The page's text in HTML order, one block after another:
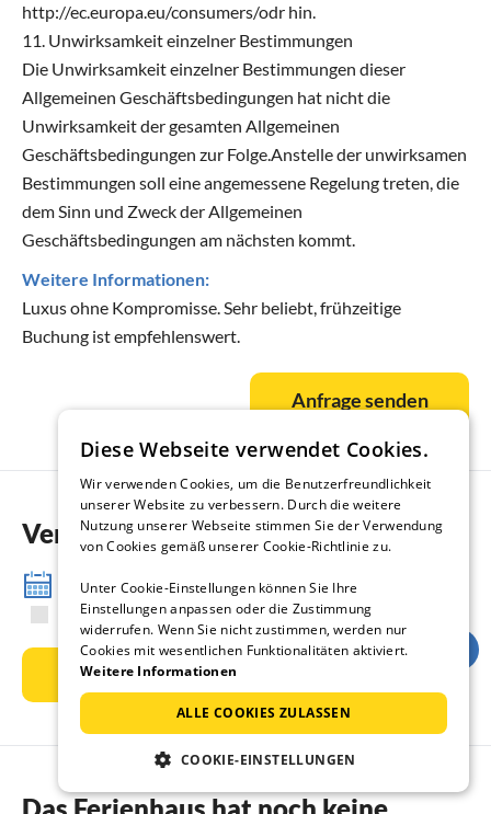
Weitere Informationen:
Luxus ohne Kompromisse. Sehr beliebt, frühzeitige
Buchung ist empfehlenswert.
Anfrage senden
Verfügbarkeit
12 Monate anzeigen
frei
belegt An bzw. Abreisetag
Anfrage senden
Das Ferienhaus hat noch keine
Diese Webseite verwendet Cookies.
Wir verwenden Cookies, um die Benutzerfreundlichkeit
unserer Website zu verbessern. Durch die weitere
Nutzung unserer Webseite stimmen Sie der Verwendung
von Cookies gemäß unserer Cookie-Richtlinie zu.
Unter Cookie-Einstellungen können Sie Ihre
Einstellungen anpassen oder die Zustimmung
widerrufen. Wenn Sie nicht zustimmen, werden nur
Cookies mit wesentlichen Funktionalitäten aktiviert.
Weitere Informationen
ALLE COOKIES ZULASSEN
COOKIE-EINSTELLUNGEN